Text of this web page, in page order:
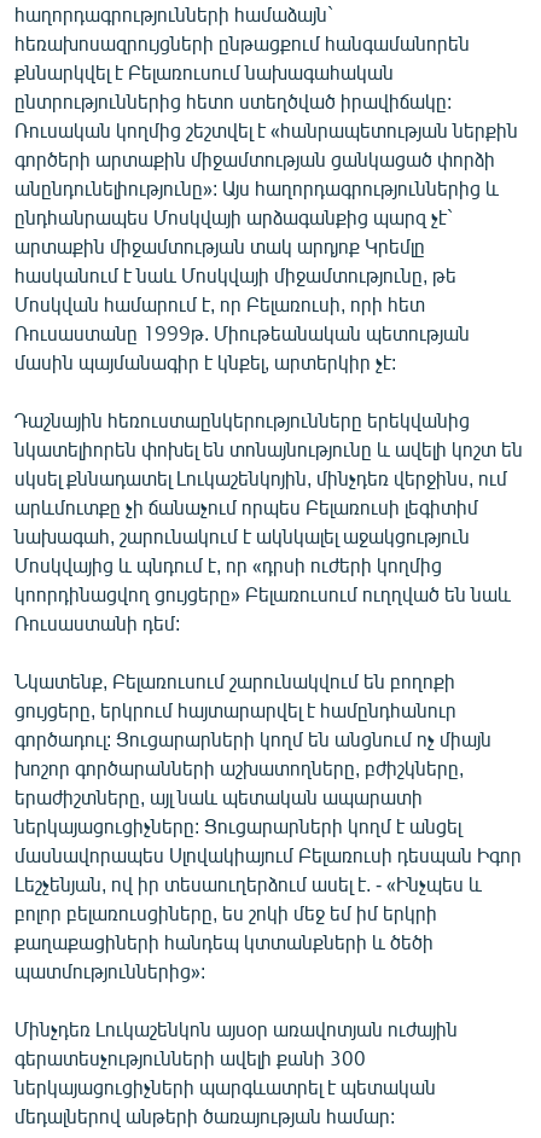
հաղորդագրությունների համաձայն`
հեռախոսազրույցների ընթացքում հանգամանորեն
քննարկվել է Բելառուսում նախագահական
ընտրություններից հետո ստեղծված իրավիճակը:
Ռուսական կողմից շեշտվել է «հանրապետության ներքին
գործերի արտաքին միջամտության ցանկացած փորձի
անընդունելիությունը»: Այս հաղորդագրություններից և
ընդհանրապես Մոսկվայի արձագանքից պարզ չէ`
արտաքին միջամտության տակ արդյոք Կրեմլը
հասկանում է նաև Մոսկվայի միջամտությունը, թե
Մոսկվան համարում է, որ Բելառուսի, որի հետ
Ռուսաստանը 1999թ. Միութեանական պետության
մասին պայմանագիր է կնքել, արտերկիր չէ:
Դաշնային հեռուստաընկերությունները երեկվանից
նկատելիորեն փոխել են տոնայնությունը և ավելի կոշտ են
սկսել քննադատել Լուկաշենկոյին, մինչդեռ վերջինս, ում
արևմուտքը չի ճանաչում որպես Բելառուսի լեգիտիմ
նախագահ, շարունակում է ակնկալել աջակցություն
Մոսկվայից և պնդում է, որ «դրսի ուժերի կողմից
կոորդինացվող ցույցերը» Բելառուսում ուղղված են նաև
Ռուսաստանի դեմ:
Նկատենք, Բելառուսում շարունակվում են բողոքի
ցույցերը, երկրում հայտարարվել է համընդհանուր
գործադուլ: Ցուցարարների կողմ են անցնում ոչ միայն
խոշոր գործարանների աշխատողները, բժիշկները,
երաժիշտները, այլ նաև պետական ապարատի
ներկայացուցիչները: Ցուցարարների կողմ է անցել
մասնավորապես Սլովակիայում Բելառուսի դեսպան Իգոր
Լեշչենյան, ով իր տեսաուղերձում ասել է. - «Ինչպես և
բոլոր բելառուսցիները, ես շոկի մեջ եմ իմ երկրի
քաղաքացիների հանդեպ կտտանքների և ծեծի
պատմություններից»:
Մինչդեռ Լուկաշենկոն այսօր առավոտյան ուժային
գերատեսչությունների ավելի քանի 300
ներկայացուցիչների պարգևատրել է պետական
մեդալներով անթերի ծառայության համար: